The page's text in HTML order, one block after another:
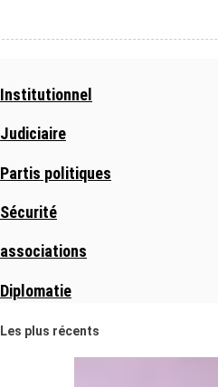
Institutionnel
Judiciaire
Partis politiques
Sécurité
associations
Diplomatie
Les plus récents